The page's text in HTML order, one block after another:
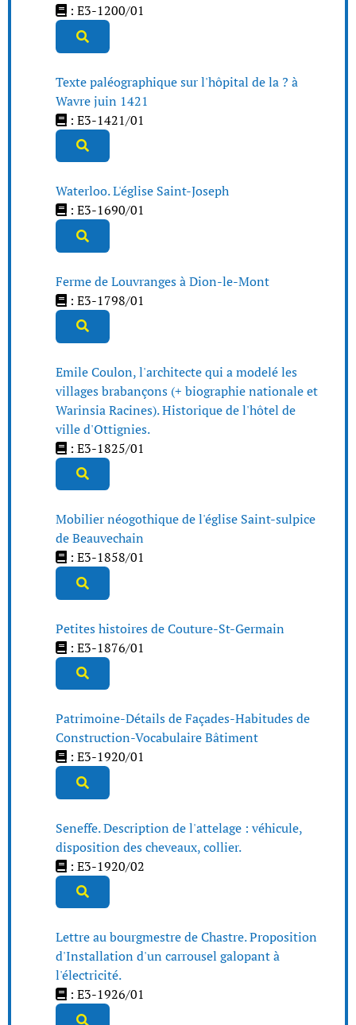
: E3-1200/01
Texte paléographique sur l'hôpital de la ? à
Wavre juin 1421
: E3-1421/01
Waterloo. L'église Saint-Joseph
: E3-1690/01
Ferme de Louvranges à Dion-le-Mont
: E3-1798/01
Emile Coulon, l'architecte qui a modelé les
villages brabançons (+ biographie nationale et
Warinsia Racines). Historique de l'hôtel de
ville d'Ottignies.
: E3-1825/01
Mobilier néogothique de l'église Saint-sulpice
de Beauvechain
: E3-1858/01
Petites histoires de Couture-St-Germain
: E3-1876/01
Patrimoine-Détails de Façades-Habitudes de
Construction-Vocabulaire Bâtiment
: E3-1920/01
Seneffe. Description de l'attelage : véhicule,
disposition des cheveaux, collier.
: E3-1920/02
Lettre au bourgmestre de Chastre. Proposition
d'Installation d'un carrousel galopant à
l'électricité.
: E3-1926/01